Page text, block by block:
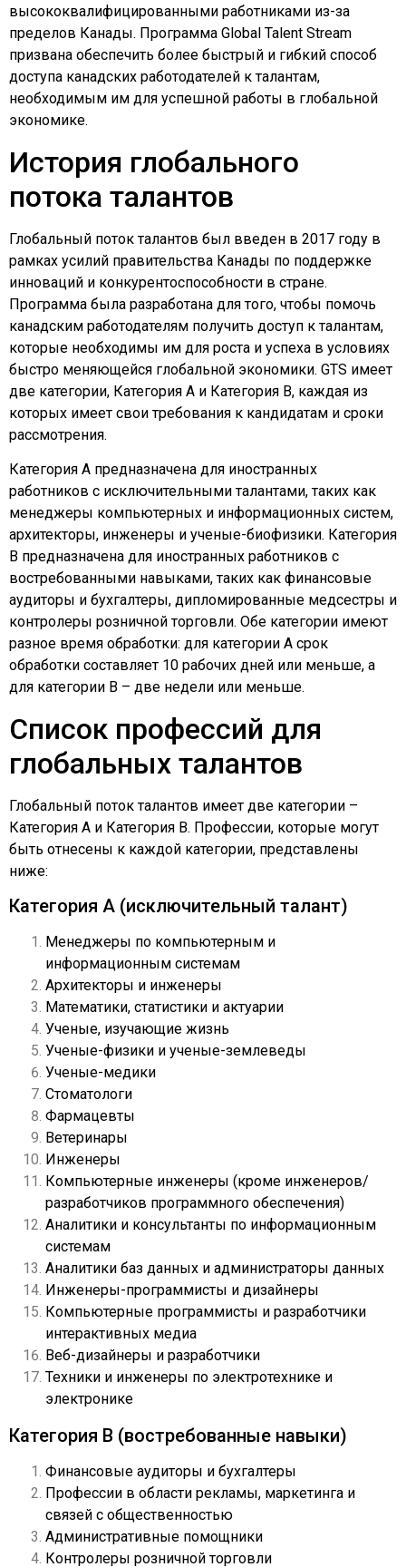
высококвалифицированными работниками из-за
пределов Канады. Программа Global Talent Stream
призвана обеспечить более быстрый и гибкий способ
доступа канадских работодателей к талантам,
необходимым им для успешной работы в глобальной
экономике.
История глобального
потока талантов
Глобальный поток талантов был введен в 2017 году в
рамках усилий правительства Канады по поддержке
инноваций и конкурентоспособности в стране.
Программа была разработана для того, чтобы помочь
канадским работодателям получить доступ к талантам,
которые необходимы им для роста и успеха в условиях
быстро меняющейся глобальной экономики. GTS имеет
две категории, Категория A и Категория B, каждая из
которых имеет свои требования к кандидатам и сроки
рассмотрения.
Категория A предназначена для иностранных
работников с исключительными талантами, таких как
менеджеры компьютерных и информационных систем,
архитекторы, инженеры и ученые-биофизики. Категория
B предназначена для иностранных работников с
востребованными навыками, таких как финансовые
аудиторы и бухгалтеры, дипломированные медсестры и
контролеры розничной торговли. Обе категории имеют
разное время обработки: для категории A срок
обработки составляет 10 рабочих дней или меньше, а
для категории B – две недели или меньше.
Список профессий для
глобальных талантов
Глобальный поток талантов имеет две категории –
Категория А и Категория В. Профессии, которые могут
быть отнесены к каждой категории, представлены
ниже:
Категория A (исключительный талант)
Менеджеры по компьютерным и
информационным системам
Архитекторы и инженеры
Математики, статистики и актуарии
Ученые, изучающие жизнь
Ученые-физики и ученые-землеведы
Ученые-медики
Стоматологи
Фармацевты
Ветеринары
Инженеры
Компьютерные инженеры (кроме инженеров/
разработчиков программного обеспечения)
Аналитики и консультанты по информационным
системам
Аналитики баз данных и администраторы данных
Инженеры-программисты и дизайнеры
Компьютерные программисты и разработчики
интерактивных медиа
Веб-дизайнеры и разработчики
Техники и инженеры по электротехнике и
электронике
Категория B (востребованные навыки)
Финансовые аудиторы и бухгалтеры
Профессии в области рекламы, маркетинга и
связей с общественностью
Административные помощники
Контролеры розничной торговли